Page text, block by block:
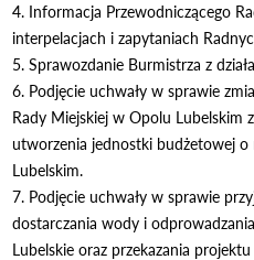
4. Informacja Przewodniczącego
interpelacjach i zapytaniach
5. Sprawozdanie Burmistrza z
6. Podjęcie uchwały w sprawie
Rady Miejskiej w Opolu Lubelskim
utworzenia jednostki budżetowej o
Lubelskim.
7. Podjęcie uchwały w sprawie
dostarczania wody i
Lubelskie oraz przekazania